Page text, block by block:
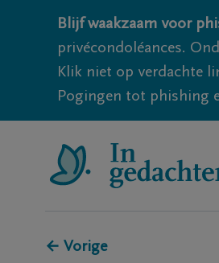
Blijf waakzaam voor
privécondoléances.
Klik niet op verdachte
Pogingen tot phishing
← Vorige